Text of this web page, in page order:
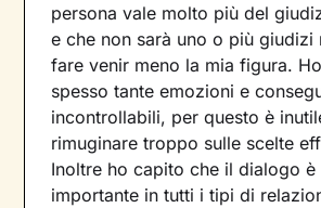
persona vale molto più del
e che non sarà uno o più giudizi
fare venir meno la mia figura.
spesso tante emozioni e
incontrollabili, per questo è
rimuginare troppo sulle scelte
Inoltre ho capito che il dialogo è
importante in tutti i tipi di